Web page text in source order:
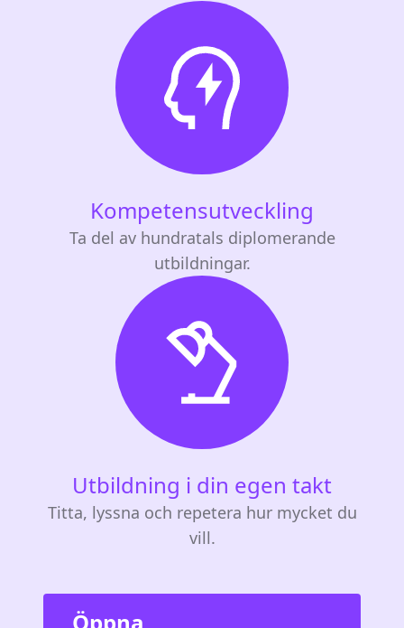
Kompetensutveckling
Ta del av hundratals diplomerande
utbildningar.
Utbildning i din egen takt
Titta, lyssna och repetera hur mycket du
vill.
Öppna